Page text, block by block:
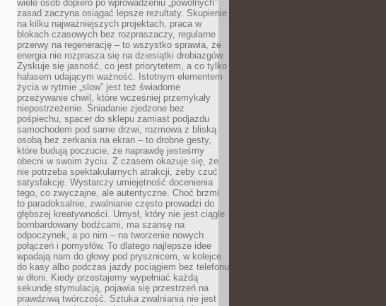
wiele osób dopiero po wprowadzeniu „powolnych”
zasad zaczyna osiągać lepsze rezultaty. Skupienie
na kilku najważniejszych projektach, praca w
blokach czasowych bez rozpraszaczy, regularne
przerwy na regenerację – to wszystko sprawia, że
energia nie rozprasza się na dziesiątki drobiazgów.
Zyskuje się jasność, co jest priorytetem, a co tylko
hałasem udającym ważność. Istotnym elementem
życia w rytmie „slow” jest też świadome
przeżywanie chwil, które wcześniej przemykały
niepostrzeżenie. Śniadanie zjedzone bez
pośpiechu, spacer do sklepu zamiast podjazdu
samochodem pod same drzwi, rozmowa z bliską
osobą bez zerkania na ekran – to drobne gesty,
które budują poczucie, że naprawdę jesteśmy
obecni w swoim życiu. Z czasem okazuje się, że
nie potrzeba spektakularnych atrakcji, żeby czuć
satysfakcję. Wystarczy umiejętność docenienia
tego, co zwyczajne, ale autentyczne. Choć brzmi
to paradoksalnie, zwalnianie często prowadzi do
głębszej kreatywności. Umysł, który nie jest ciągle
bombardowany bodźcami, ma szansę na
odpoczynek, a po nim – na tworzenie nowych
połączeń i pomysłów. To dlatego najlepsze idee
wpadają nam do głowy pod prysznicem, w kolejce
do kasy albo podczas jazdy pociągiem bez telefonu
w dłoni. Kiedy przestajemy wypełniać każdą
sekundę stymulacją, pojawia się przestrzeń na
prawdziwą twórczość. Sztuka zwalniania nie jest